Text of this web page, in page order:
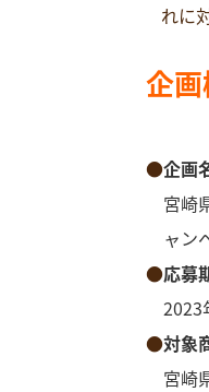
れに
企
企画
宮崎
ャン
応募
2023
対象
宮崎